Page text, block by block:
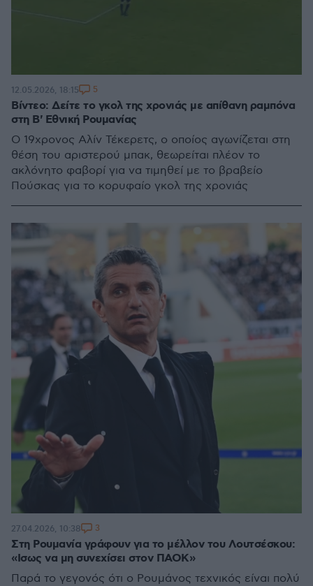
Βίντεο: Δείτε το γκολ της χρονιάς με απίθανη ραμπόνα
στη Β' Εθνική Ρουμανίας
Ο 19χρονος Αλίν Τέκερετς, ο οποίος αγωνίζεται στη
θέση του αριστερού μπακ, θεωρείται πλέον το
ακλόνητο φαβορί για να τιμηθεί με το βραβείο
Πούσκας για το κορυφαίο γκολ της χρονιάς
12.05.2026, 18:15 5
Στη Ρουμανία γράφουν για το μέλλον του Λουτσέσκου:
«Ισως να μη συνεχίσει στον ΠΑΟΚ»
Παρά το γεγονός ότι ο Ρουμάνος τεχνικός είναι πολύ
27.04.2026, 10:38 3